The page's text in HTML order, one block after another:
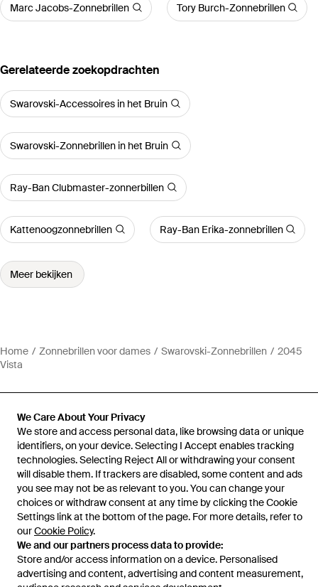
We Care About Your Privacy
We store and access personal data, like browsing data or unique
identifiers, on your device. Selecting I Accept enables tracking
technologies. Selecting Reject All or withdrawing your consent
will disable them. If trackers are disabled, some content and ads
you see may not be as relevant to you. You can change your
choices or withdraw consent at any time by clicking the Cookie
Settings link at the bottom of the page. For more details, refer to
ourCookie Policy.
We and our partners process data to provide:
Store and/or access information on a device. Personalised
advertising and content, advertising and content measurement,
Marc Jacobs-Zonnebrillen Tory Burch-Zonnebrillen
Gerelateerde zoekopdrachten
Swarovski-Accessoires in het Bruin
Swarovski-Zonnebrillen in het Bruin
Ray-Ban Clubmaster-zonnerbillen
Kattenoogzonnebrillen Ray-Ban Erika-zonnebrillen
Meer bekijken
Home Zonnebrillen voor dames Swarovski-Zonnebrillen
2045
Vista
Hulp en informatie